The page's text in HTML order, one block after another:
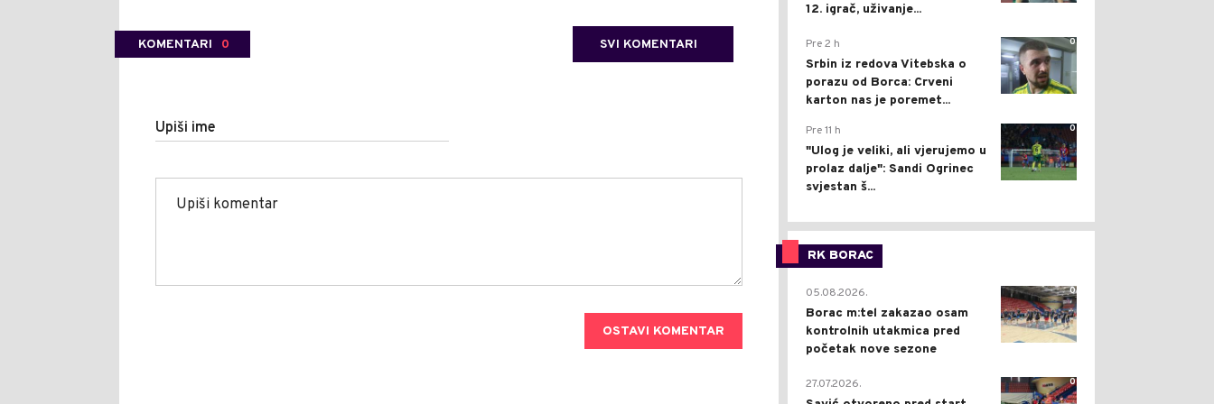
KOMENTARI 0 SVI KOMENTARI
Upiši ime
OSTAVI KOMENTAR
12. igrač, uživanje...
0
Pre 2 h
Srbin iz redova Vitebska o
porazu od Borca: Crveni
karton nas je poremet...
0
Pre 11 h
"Ulog je veliki, ali vjerujemo u
prolaz dalje": Sandi Ogrinec
svjestan š...
RK BORAC
0
05.08.2026.
Borac m:tel zakazao osam
kontrolnih utakmica pred
početak nove sezone
0
27.07.2026.